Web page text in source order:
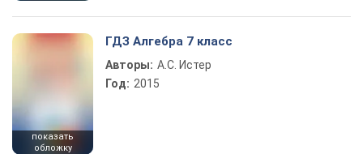
показать
обложку
ГДЗ Алгебра 7 класс
Авторы: А.С. Истер
Год: 2015